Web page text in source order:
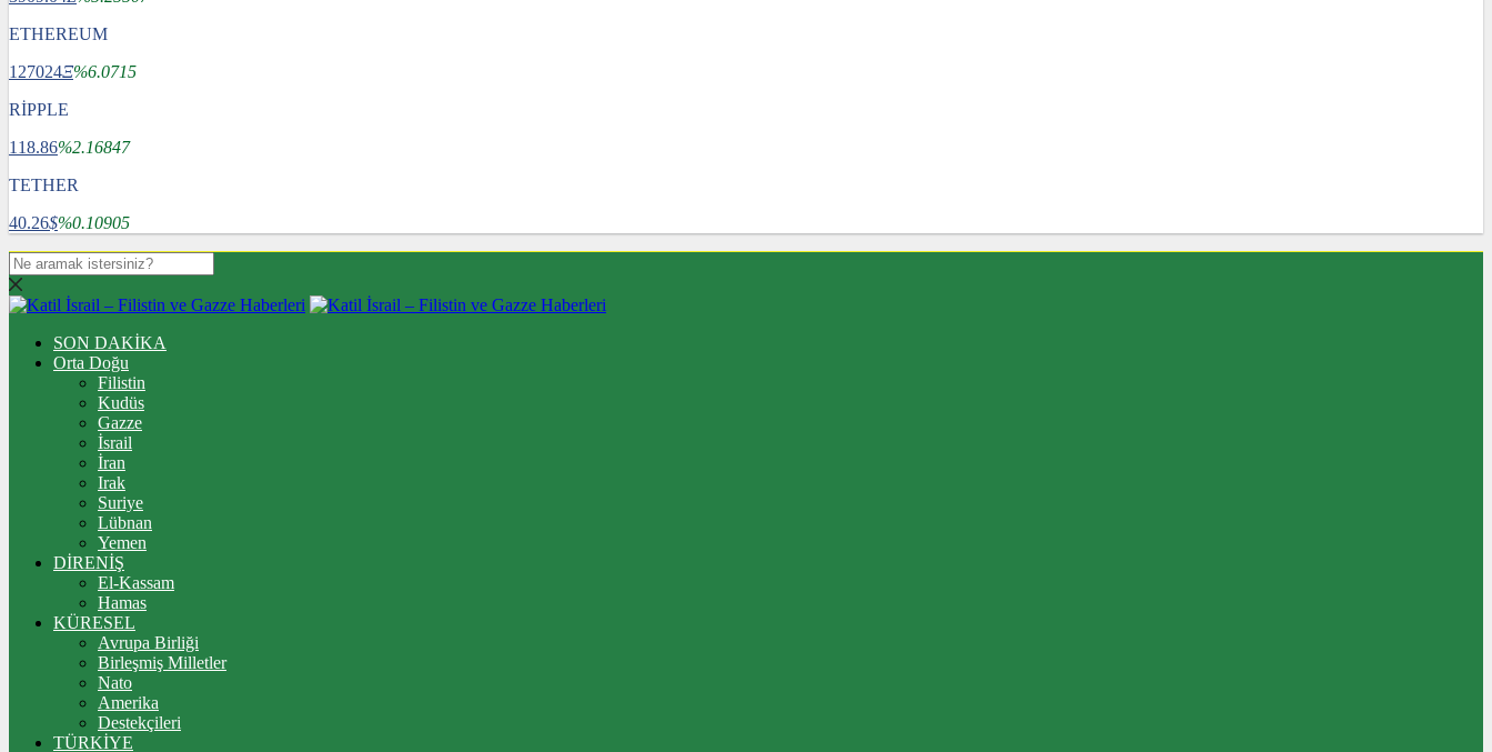
ETHEREUM
127024Ξ%6.0715
RİPPLE
118.86%2.16847
TETHER
40.26$%0.10905
SON DAKİKA
Orta Doğu
Filistin
Kudüs
Gazze
İsrail
İran
Irak
Suriye
Lübnan
Yemen
DİRENİŞ
El-Kassam
Hamas
KÜRESEL
Avrupa Birliği
Birleşmiş Milletler
Nato
Amerika
Destekçileri
TÜRKİYE